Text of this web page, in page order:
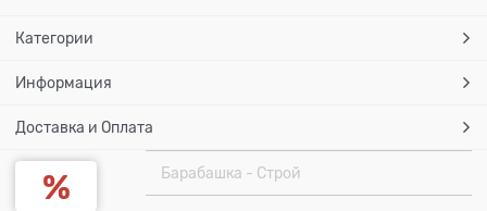
Категории
Информация
Доставка и Оплата
Барабашка - Строй